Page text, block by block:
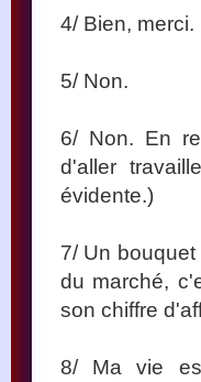
4/ Bien, merci.
5/ Non.
6/ Non. En
d'aller
évidente.)
7/ Un
du marché,
son chiffre
8/ Ma vie